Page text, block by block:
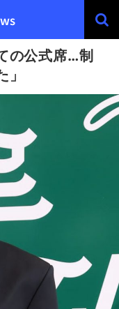
の公式席…制